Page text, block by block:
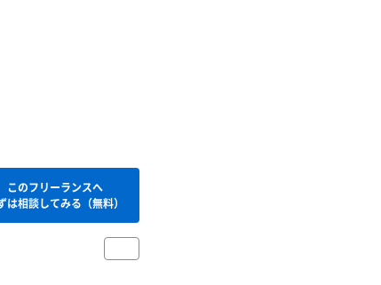
このフリーランスへ
は相談してみる（無料）